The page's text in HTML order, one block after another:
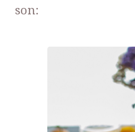
son: